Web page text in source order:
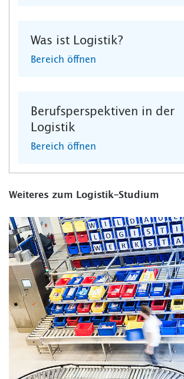
Was ist Logistik?
Bereich öffnen
Berufsperspektiven in der
Logistik
Bereich öffnen
Weiteres zum Logistik-Studium